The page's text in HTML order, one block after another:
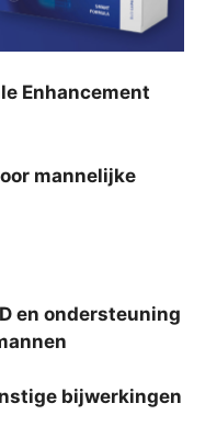
Enhancement
mannelijke
en ondersteuning
bijwerkingen